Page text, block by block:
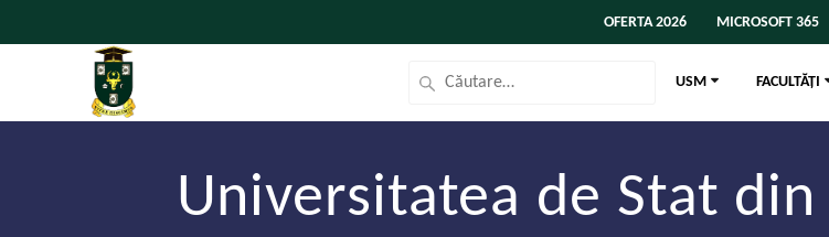
OFERTA 2026 MICROSOFT 365
USM FACULTĂȚI
Universitatea de Stat din